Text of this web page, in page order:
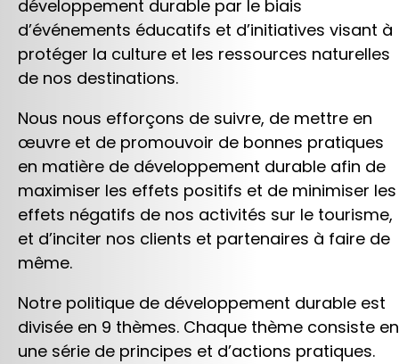
développement durable par le biais
d’événements éducatifs et d’initiatives visant à
protéger la culture et les ressources naturelles
de nos destinations.
Nous nous efforçons de suivre, de mettre en
œuvre et de promouvoir de bonnes pratiques
en matière de développement durable afin de
maximiser les effets positifs et de minimiser les
effets négatifs de nos activités sur le tourisme,
et d’inciter nos clients et partenaires à faire de
même.
Notre politique de développement durable est
divisée en 9 thèmes. Chaque thème consiste en
une série de principes et d’actions pratiques.